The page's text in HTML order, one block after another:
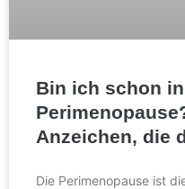
Bin ich schon
Anzeichen, die
Die Perimenopause ist